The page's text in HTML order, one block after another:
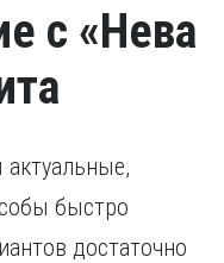
с «Нева
быстро
достаточно